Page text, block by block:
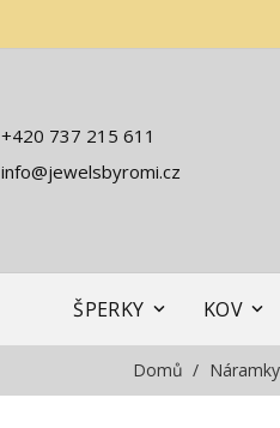
+420 737 215 611
info@jewelsbyromi.cz
ŠPERKY KOV
Domů Náramky